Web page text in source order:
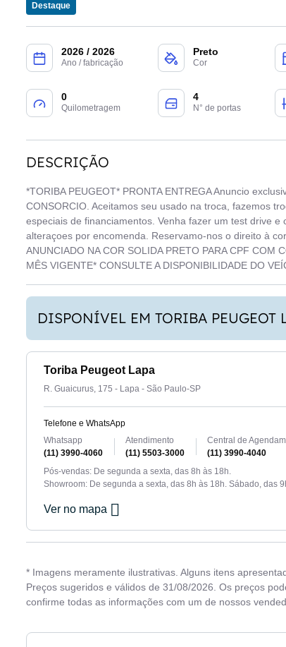
Destaque
2026 / 2026
Ano / fabricação
Preto
Cor
0
Quilometragem
4
N° de portas
DESCRIÇÃO
*TORIBA PEUGEOT* PRONTA ENTREGA Anuncio
CONSORCIO. Aceitamos seu usado na troca, fazemos
especiais de financiamentos. Venha fazer um test drive
alteraçoes por encomenda. Reservamo-nos o direito à
ANUNCIADO NA COR SOLIDA PRETO PARA CPF COM
MÊS VIGENTE* CONSULTE A DISPONIBILIDADE DO
DISPONÍVEL EM TORIBA PEUGEOT
Toriba Peugeot Lapa
R. Guaicurus, 175 - Lapa - São Paulo-SP
Telefone e WhatsApp
Whatsapp
(11) 3990-4060
Atendimento
(11) 5503-3000
Central de
(11) 3990-4040
Pós-vendas: De segunda a sexta, das 8h às 18h.
Showroom: De segunda a sexta, das 8h às 18h. Sábado, das
Ver no mapa
* Imagens meramente ilustrativas. Alguns itens
Preços sugeridos e válidos de 31/08/2026. Os preços
confirme todas as informações com um de nossos